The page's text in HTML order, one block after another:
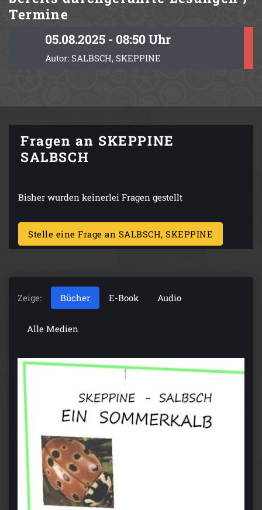
Termine
05.08.2025 - 08:50 Uhr
Autor: SALBSCH, SKEPPINE
Fragen an SKEPPINE
SALBSCH
Bisher wurden keinerlei Fragen gestellt
Stelle eine Frage an SALBSCH, SKEPPINE
Zeige: Bücher E-Book Audio
Alle Medien